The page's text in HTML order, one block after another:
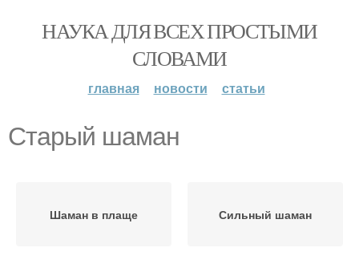
НАУКА ДЛЯ ВСЕХ ПРОСТЫМИ
СЛОВАМИ
главная новости статьи
Старый шаман
Шаман в плаще Сильный шаман